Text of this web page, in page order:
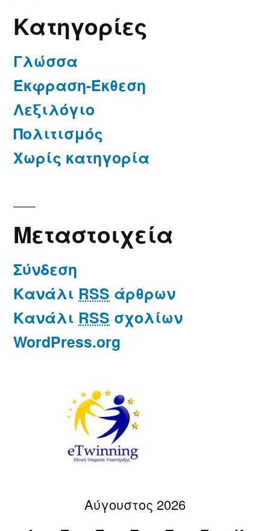
Kατηγορίες
Γλώσσα
Έκφραση-Έκθεση
Λεξιλόγιο
Πολιτισμός
Χωρίς κατηγορία
Μεταστοιχεία
Σύνδεση
Κανάλι RSS άρθρων
Κανάλι RSS σχολίων
WordPress.org
Αύγουστος 2026